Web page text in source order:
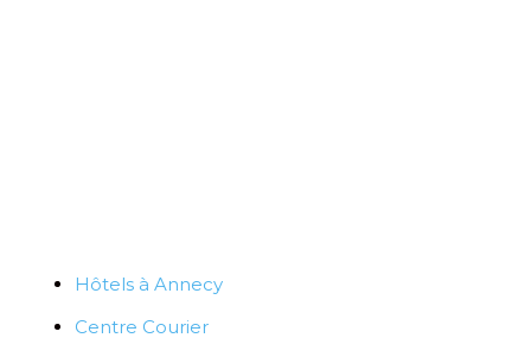
Hôtels à Annecy
Centre Courier